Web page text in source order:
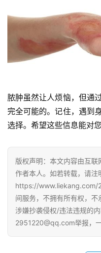
脓肿虽然让人烦恼，但通
完全可能的。记住，遇到
选择。希望这些信息能对
版权声明：本文内容由互
作者本人。如若转载，请注
https://www.liekang.com/
间服务，不拥有所有权，
涉嫌抄袭侵权/违法违规的
2951220@qq.com举报，